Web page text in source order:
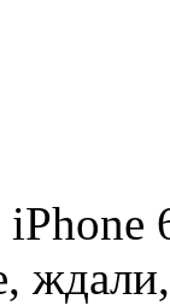
ждали,